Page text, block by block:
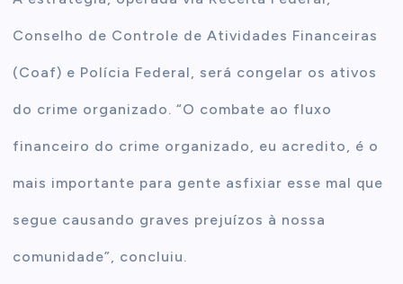
Conselho de Controle de Atividades Financeiras
(Coaf) e Polícia Federal, será congelar os ativos
do crime organizado. “O combate ao fluxo
financeiro do crime organizado, eu acredito, é o
mais importante para gente asfixiar esse mal que
segue causando graves prejuízos à nossa
comunidade”, concluiu.